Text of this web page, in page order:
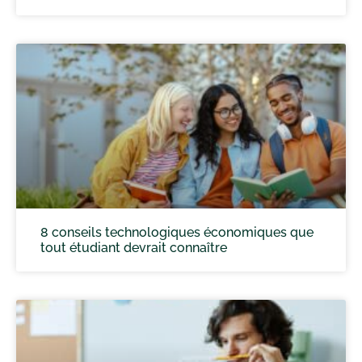
8 conseils technologiques économiques que
tout étudiant devrait connaître